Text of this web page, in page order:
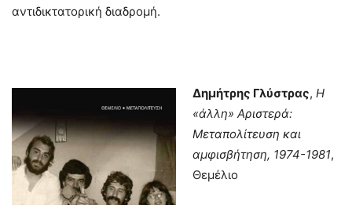
αντιδικτατορική διαδρομή.
Δημήτρης Γλύστρας, Η
«άλλη» Αριστερά:
Μεταπολίτευση και
αμφισβήτηση, 1974-1981,
Θεμέλιο